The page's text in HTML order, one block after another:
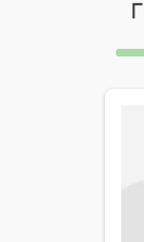
「